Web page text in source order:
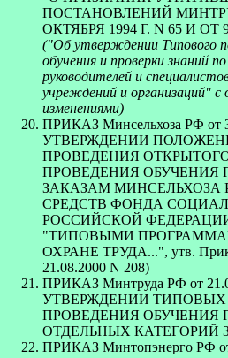
ПОСТАНОВЛЕНИЙ
ОКТЯБРЯ 1994 Г. N 65 И ОТ
("Об утверждении Типового
обучения и проверки знаний
руководителей и
учреждений и организаций" с
изменениями)
ПРИКАЗ Минсельхоза РФ от
УТВЕРЖДЕНИИ
ПРОВЕДЕНИЯ
ПРОВЕДЕНИЯ ОБУЧЕНИЯ
ЗАКАЗАМ МИНСЕЛЬХОЗА
СРЕДСТВ ФОНДА
РОССИЙСКОЙ ФЕДЕРАЦИИ"
"ТИПОВЫМИ
ОХРАНЕ ТРУДА...", утв.
21.08.2000 N 208)
ПРИКАЗ Минтруда РФ от
УТВЕРЖДЕНИИ
ПРОВЕДЕНИЯ ОБУЧЕНИЯ
ОТДЕЛЬНЫХ КАТЕГОРИЙ
ПРИКАЗ Минтопэнерго РФ